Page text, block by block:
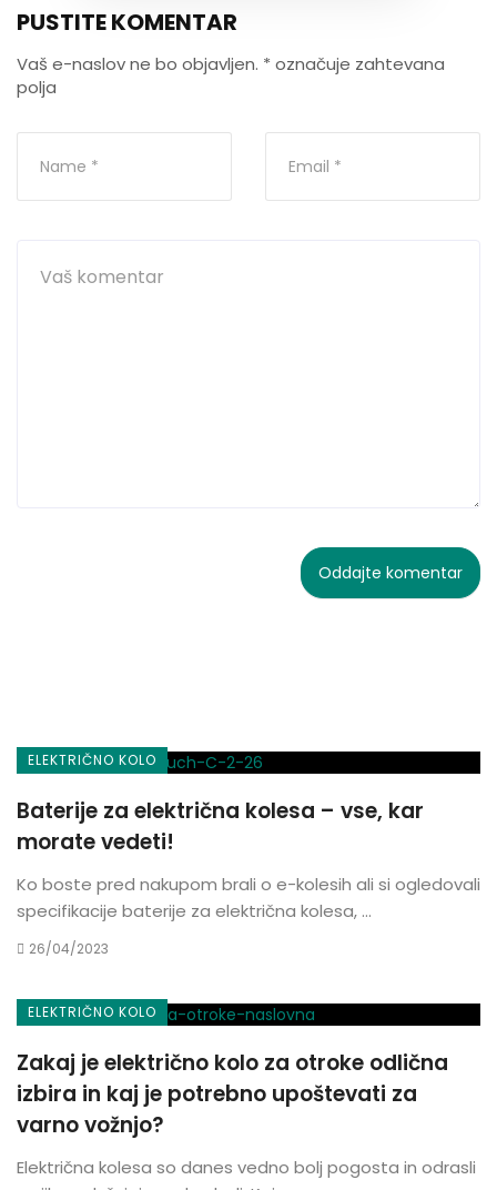
PUSTITE KOMENTAR
Vaš e-naslov ne bo objavljen. * označuje zahtevana
polja
ELEKTRIČNO KOLO
Baterije za električna kolesa – vse, kar
morate vedeti!
Ko boste pred nakupom brali o e-kolesih ali si ogledovali
specifikacije baterije za električna kolesa, ...
26/04/2023
ELEKTRIČNO KOLO
Zakaj je električno kolo za otroke odlična
izbira in kaj je potrebno upoštevati za
varno vožnjo?
Električna kolesa so danes vedno bolj pogosta in odrasli